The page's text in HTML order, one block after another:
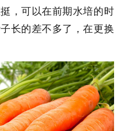
，可以在前期水培的时
长的差不多了，在更换